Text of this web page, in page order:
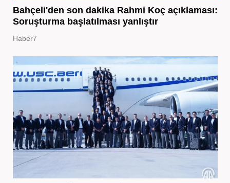
Bahçeli'den son dakika Rahmi Koç açıklaması:
Soruşturma başlatılması yanlıştır
Haber7